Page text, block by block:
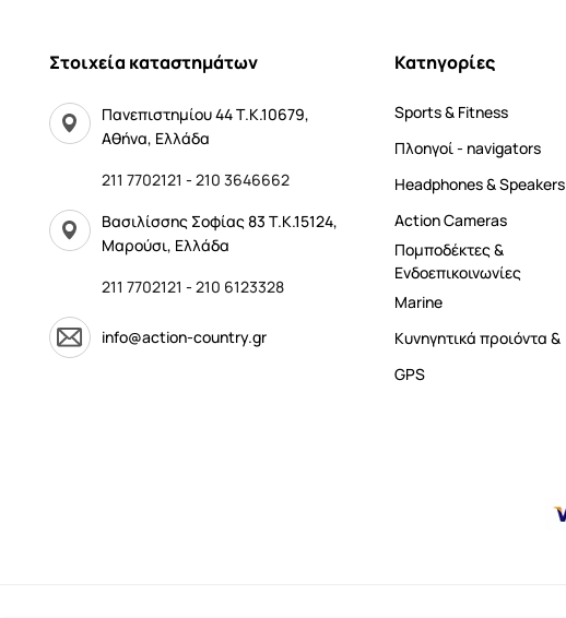
Στοιχεία καταστημάτων
Πανεπιστημίου 44 Τ.Κ.10679,
Αθήνα, Ελλάδα
211 7702121 - 210 3646662
Βασιλίσσης Σοφίας 83 Τ.Κ.15124,
Μαρούσι, Ελλάδα
211 7702121 - 210 6123328
info@action-country.gr
Κατηγορίες
Sports & Fitness
Πλοηγοί - navigators
Headphones & Speakers
Αction Cameras
Πομποδέκτες &
Ενδοεπικοινωνίες
Marine
Κυνηγητικά προιόντα &
GPS